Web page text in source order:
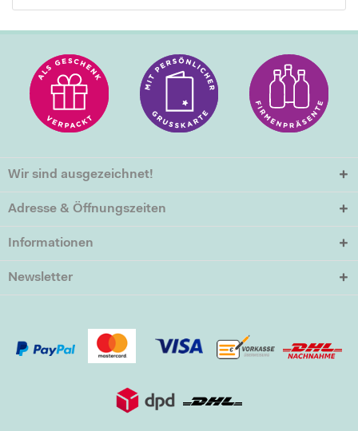
Wir sind ausgezeichnet!
Adresse & Öffnungszeiten
Informationen
Newsletter